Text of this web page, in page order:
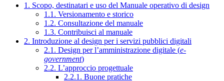
1. Scopo, destinatari e uso del Manuale operativo di design
1.1. Versionamento e storico
1.2. Consultazione del manuale
1.3. Contribuisci al manuale
2. Introduzione al design per i servizi pubblici digitali
2.1. Design per l’amministrazione digitale (e-
government)
2.2. L’approccio progettuale
2.2.1. Buone pratiche